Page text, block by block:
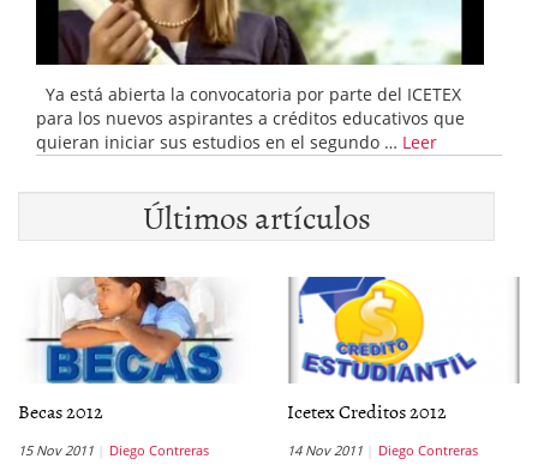
Ya está abierta la convocatoria por parte del ICETEX
para los nuevos aspirantes a créditos educativos que
quieran iniciar sus estudios en el segundo … Leer
Últimos artículos
Becas 2012
15 Nov 2011 Diego Contreras
Icetex Creditos 2012
14 Nov 2011 Diego Contreras